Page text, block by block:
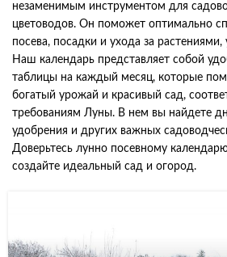
незаменимым инструментом для
цветоводов. Он поможет оптимально
посева, посадки и ухода за
Наш календарь представляет собой
таблицы на каждый месяц, которые
богатый урожай и красивый сад,
требованиям Луны. В нем вы найдете
удобрения и других важных
Доверьтесь лунно посевному
создайте идеальный сад и огород.